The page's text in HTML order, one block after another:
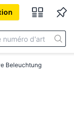
Beleuchtung